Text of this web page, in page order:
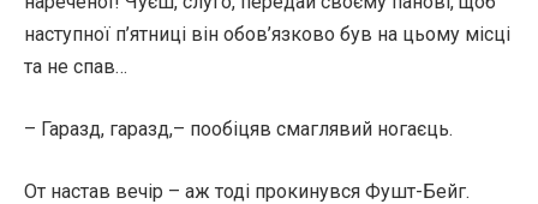
наступної п’ятниці він обов’язково був на цьому місці
та не спав…
– Гаразд, гаразд,– пообіцяв смаглявий ногаєць.
От настав вечір – аж тоді прокинувся Фушт-Бейг.